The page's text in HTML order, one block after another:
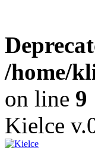
/home/
on line 9
Kielce